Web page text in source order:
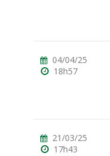
04/04/25
18h57
21/03/25
17h43